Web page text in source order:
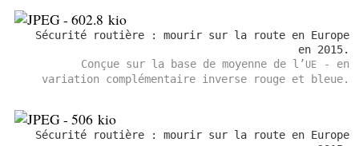
Sécurité routière : mourir sur la route en Europe
en 2015.
Conçue sur la base de moyenne de l’ UE
- en
variation complémentaire inverse rouge et bleue.
Sécurité routière : mourir sur la route en Europe